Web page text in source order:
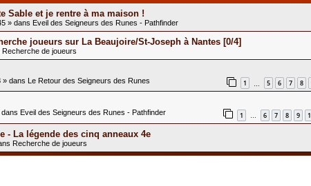
Sable et je rentre à ma maison !
» dans Eveil des Seigneurs des Runes - Pathfinder
joueurs sur La Beaujoire/St-Joseph à Nantes [0/4]
Recherche de joueurs
» dans Le Retour des Seigneurs des Runes 1 5 6 7 8
dans Eveil des Seigneurs des Runes - Pathfinder 1 … 6 7 8 9
- La légende des cinq anneaux 4e
Recherche de joueurs